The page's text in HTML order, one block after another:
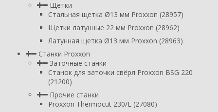
Щетки
Стальная щетка Ø13 мм Proxxon (28957)
Щетки латунные 22 мм Proxxon (28962)
Латунная щетка Ø13 мм Proxxon (28963)
Станки Proxxon
Заточные станки
Станок для заточки свёрл Proxxon BSG 220
(21200)
Прочие станки
Proxxon Thermocut 230/E (27080)